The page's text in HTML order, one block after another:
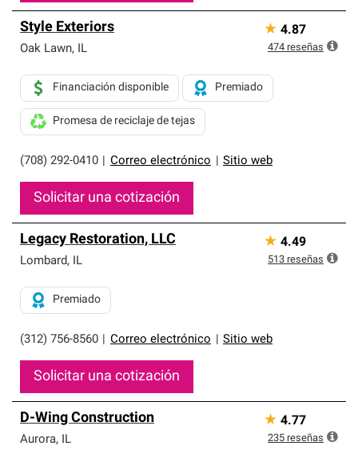
Style Exteriors
Oak Lawn, IL
(708) 292-0410 Correo electrónico Sitio web
Financiación disponible Premiado
Promesa de reciclaje de tejas
Solicitar una cotización
★ 4.87
474 reseñas
Legacy Restoration, LLC
Lombard, IL
(312) 756-8560 Correo electrónico Sitio web
Premiado
Solicitar una cotización
★ 4.49
513 reseñas
D-Wing Construction
Aurora, IL
★ 4.77
235 reseñas